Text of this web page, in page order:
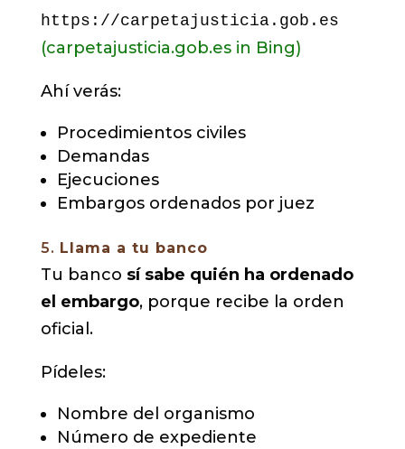
https://carpetajusticia.gob.es
(carpetajusticia.gob.es in Bing)
Ahí verás:
Procedimientos civiles
Demandas
Ejecuciones
Embargos ordenados por juez
5. Llama a tu banco
Tu banco sí sabe quién ha ordenado
el embargo, porque recibe la orden
oficial.
Pídeles:
Nombre del organismo
Número de expediente